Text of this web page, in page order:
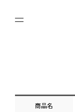
商品名